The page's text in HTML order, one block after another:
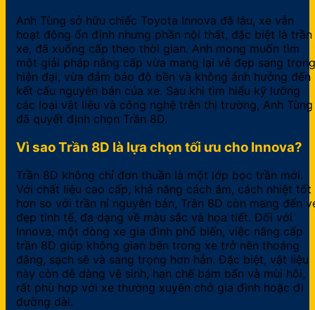
Anh Tùng sở hữu chiếc Toyota Innova đã lâu, xe vẫn
hoạt động ổn định nhưng phần nội thất, đặc biệt là trần
xe, đã xuống cấp theo thời gian. Anh mong muốn tìm
một giải pháp nâng cấp vừa mang lại vẻ đẹp sang
hiện đại, vừa đảm bảo độ bền và không ảnh hưởng đến
kết cấu nguyên bản của xe. Sau khi tìm hiểu kỹ lưỡng
các loại vật liệu và công nghệ trên thị trường, Anh Tùng
đã quyết định chọn Trần 8D.
Vì sao Trần 8D là lựa chọn tối ưu cho Innova?
Trần 8D không chỉ đơn thuần là một lớp bọc trần mới.
Với chất liệu cao cấp, khả năng cách âm, cách nhiệt tốt
hơn so với trần nỉ nguyên bản, Trần 8D còn mang đến
đẹp tinh tế, đa dạng về màu sắc và họa tiết. Đối với
Innova, một dòng xe gia đình phổ biến, việc nâng cấp
trần 8D giúp không gian bên trong xe trở nên thoáng
đãng, sạch sẽ và sang trọng hơn hẳn. Đặc biệt, vật liệu
này còn dễ dàng vệ sinh, hạn chế bám bẩn và mùi hôi,
rất phù hợp với xe thường xuyên chở gia đình hoặc đi
đường dài.